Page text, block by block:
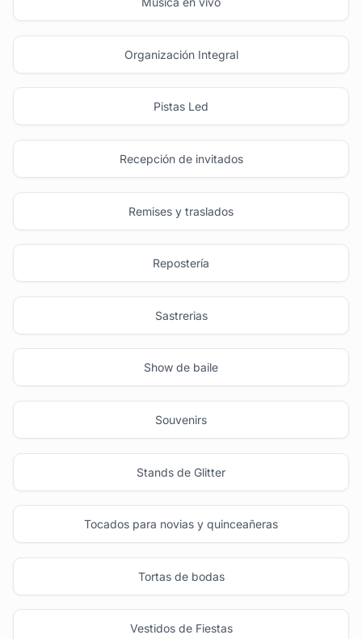
Organización Integral
Pistas Led
Recepción de invitados
Remises y traslados
Repostería
Sastrerias
Show de baile
Souvenirs
Stands de Glitter
Tocados para novias y quinceañeras
Tortas de bodas
Vestidos de Fiestas